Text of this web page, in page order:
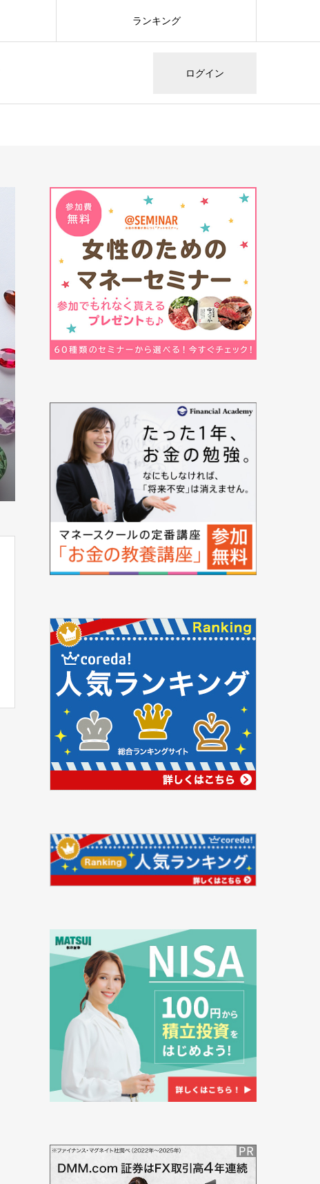
ログイン
ランキング